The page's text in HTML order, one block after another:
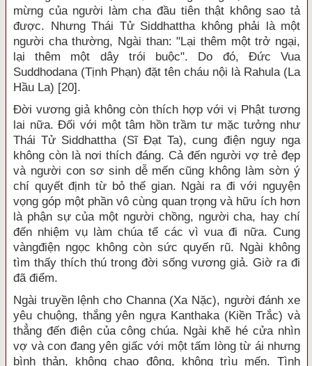
mừng của người làm cha đầu tiên thật không sao tả
được. Nhưng Thái Tử Siddhattha không phải là một
người cha thường, Ngài than: "Lại thêm một trở ngại,
lại thêm một dây trói buộc". Do đó, Đức Vua
Suddhodana (Tịnh Phạn) đặt tên cháu nội là Rahula (La
Hầu La) [20].
Đời vương giả không còn thích hợp với vị Phật tương
lai nữa. Đối với một tâm hồn trầm tư mặc tưởng như
Thái Tử Siddhattha (Sĩ Đạt Ta), cung điện nguy nga
không còn là nơi thích đáng. Cả đến người vợ trẻ đẹp
và người con sơ sinh dễ mến cũng không làm sờn ý
chí quyết định từ bỏ thế gian. Ngài ra đi với nguyện
vọng góp một phần vô cùng quan trọng và hữu ích hơn
là phận sự của một người chồng, người cha, hay chí
đến nhiệm vụ làm chúa tể các vì vua đi nữa. Cung
vàngđiện ngọc không còn sức quyến rũ. Ngài không
tìm thấy thích thú trong đời sống vương giả. Giờ ra đi
đã điểm.
Ngài truyền lệnh cho Channa (Xa Nặc), người đánh xe
yêu chuộng, thắng yên ngựa Kanthaka (Kiền Trắc) và
thẳng đến điện của công chúa. Ngài khẽ hé cửa nhìn
vợ và con đang yên giấc với một tấm lòng từ ái nhưng
bình thản, không chao động, không trìu mến. Tình